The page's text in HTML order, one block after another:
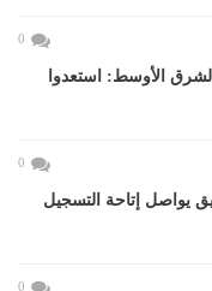
0
الأوسط: استعدوا
0
موقع التنسيق يواصل إتاحة التسجيل
0